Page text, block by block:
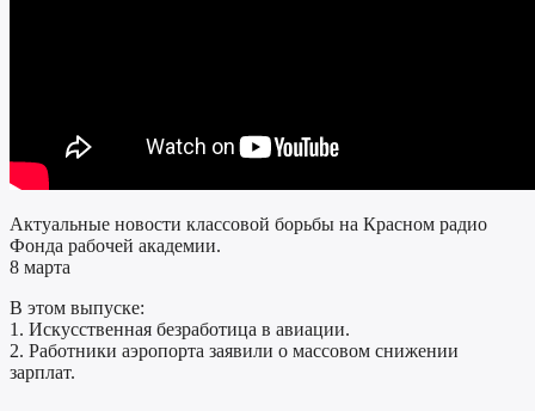
Актуальные новости классовой борьбы на Красном радио
Фонда рабочей академии.
8 марта
В этом выпуске:
1. Искусственная безработица в авиации.
2. Работники аэропорта заявили о массовом снижении
зарплат.